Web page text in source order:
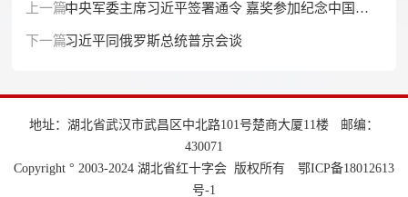
上一篇：中央军委主席习近平签署通令 嘉奖参加纪念中国人
民抗日战争暨世界反法西斯战争胜利80周年阅兵全体
下一篇：习近平同俄罗斯总统普京会谈
地址：湖北省武汉市武昌区中北路101号楚商大厦11楼
邮编：
430071
Copyright ° 2003-2024 湖北省红十字会 版权所有
鄂ICP备18012613
号-1